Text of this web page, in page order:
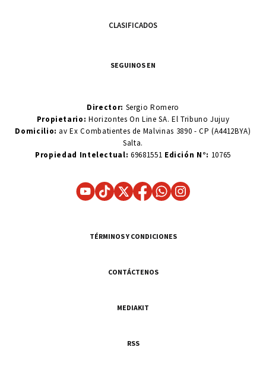
CLASIFICADOS
SEGUINOS EN
Director: Sergio Romero
Propietario:Horizontes On Line SA. El Tribuno Jujuy
Domicilio: av Ex Combatientes de Malvinas 3890 - CP (A4412BYA)
Salta.
Propiedad Intelectual: 69681551 Edición N°: 10765
TÉRMINOS Y CONDICIONES
CONTÁCTENOS
MEDIAKIT
RSS